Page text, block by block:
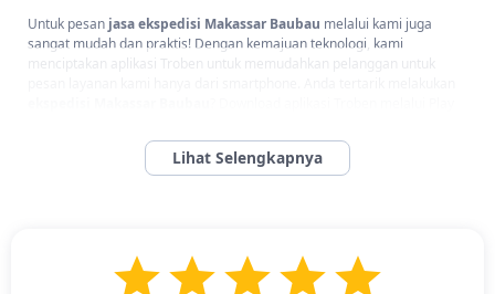
Untuk pesan jasa ekspedisi Makassar Baubau melalui kami juga
sangat mudah dan praktis! Dengan kemajuan teknologi, kami
menciptakan aplikasi Troben untuk memudahkan pelanggan untuk
Troben menjadi pilihan yang tepat untuk Anda yang ingin
mengirimkan barang maupun motor dari kota Makassar ke Kota